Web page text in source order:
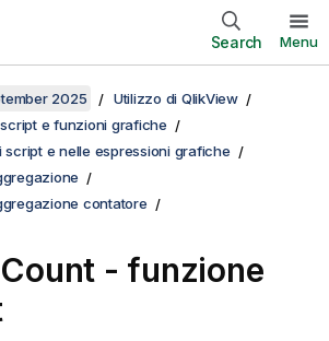
Search Menu
2025
Utilizzo di QlikView
e funzioni grafiche
script e nelle espressioni grafiche
contatore
- funzione